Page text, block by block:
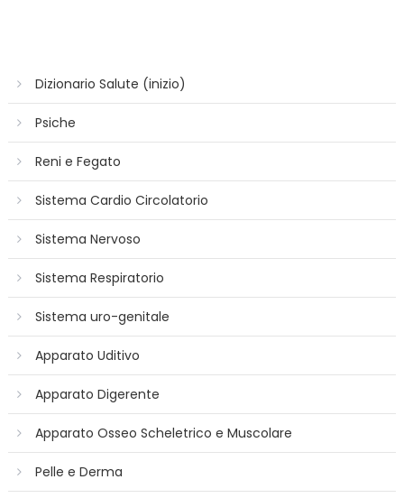
Dizionario Salute (inizio)
Psiche
Reni e Fegato
Sistema Cardio Circolatorio
Sistema Nervoso
Sistema Respiratorio
Sistema uro-genitale
Apparato Uditivo
Apparato Digerente
Apparato Osseo Scheletrico e Muscolare
Pelle e Derma